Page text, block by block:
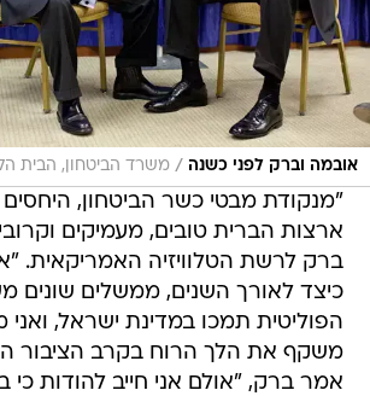
אובמה וברק לפני כשנה / משרד הביטחון, הבית
"מנקודת מבטי כשר הביטחון,
ארצות הברית טובים, מעמיקים
ברק לרשת הטלוויזיה האמריקאית.
כיצד לאורך השנים, ממשלים שונים
הפוליטית תמכו במדינת ישראל,
משקף את הלך הרוח בקרב הציבור
אמר ברק, "אולם אני חייב להודות